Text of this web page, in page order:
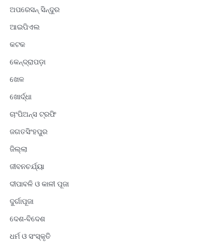
ଅପରେସନ୍ ସିନ୍ଦୁର
ଆଇପିଏଲ
କଟକ
କେନ୍ଦ୍ରାପଡ଼ା
ଖେଳ
ଖୋର୍ଦ୍ଧା
ଚାଂପିଅନ୍ସ ଟ୍ରଫି
ଜଗତସିଂହପୁର
ଜିଲ୍ଲା
ଜୀବନଚର୍ଯ୍ୟା
ଦୀପାବଳି ଓ କାଳୀ ପୂଜା
ଦୁର୍ଗାପୂଜା
ଦେଶ-ବିଦେଶ
ଧର୍ମ ଓ ସଂସ୍କୃତି